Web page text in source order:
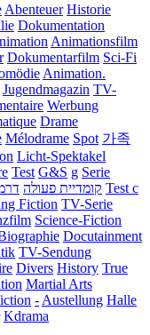
Abenteuer Historie
Dokumentation
Animationsfilm
Dokumentarfilm Sci-Fi
Animation.
Jugendmagazin TV-
Werbung
Drame
Mélodrame Spot 가족
Licht-Spektakel
Test G&S g Serie
קומדיית פעולה Test c
Fiction TV-Serie
Science-Fiction
Docutainment
TV-Sendung
Divers History True
Martial Arts
- Austellung Halle
Kdrama